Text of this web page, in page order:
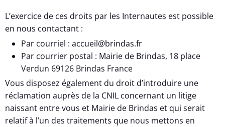
L’exercice de ces droits par les Internautes est possible
en nous contactant :
Par courriel : accueil@brindas.fr
Par courrier postal : Mairie de Brindas, 18 place
Verdun 69126 Brindas France
Vous disposez également du droit d’introduire une
réclamation auprès de la CNIL concernant un litige
naissant entre vous et Mairie de Brindas et qui serait
relatif à l’un des traitements que nous mettons en